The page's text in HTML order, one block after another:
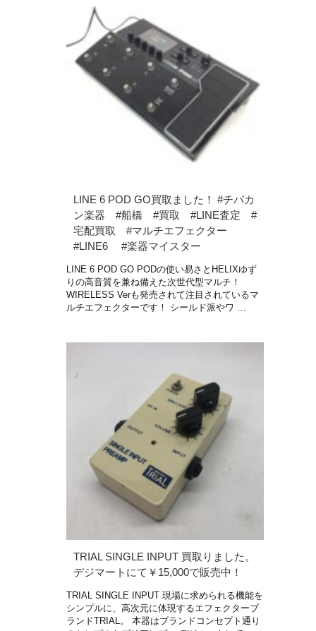
LINE 6 POD GO買取ました！ #チバカ
ン楽器 #船橋 #買取 #LINE査定 #
宅配買取 #マルチエフェクター
#LINE6 #楽器マイスター
LINE 6 POD GO PODの使い易さとHELIXゆず
りの高音質を兼ね備えた次世代型マルチ！
WIRELESS Verも発売されて注目されているマ
ルチエフェクターです！ シールド派やワ …
TRIAL SINGLE INPUT 買取りました。
デジマートにて￥15,000で販売中！
TRIAL SINGLE INPUT 現場に求められる機能を
シンプルに、高次元に体現するエフェクターブ
ランドTRIAL。 本器はブランドコンセプト通り